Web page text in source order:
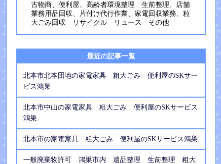
古物商、便利屋、高齢者環境整理 生前整理、店舗
業務用品回収、片付け代行作業、家電回収業務、粒
大ごみ回収 リサイクル リュース その他
最近の記事一覧
北本市北本団地の家電家具 粗大ごみ 便利屋のSKサー
ビス鴻巣
北本市中山の家電家具 粗大ごみ 便利屋のSKサービス
鴻巣
北本市の家電家具 粗大ごみ 便利屋のSKサービス鴻巣
一般廃棄物許可 鴻巣市内 遺品整理 生前整理 粗大